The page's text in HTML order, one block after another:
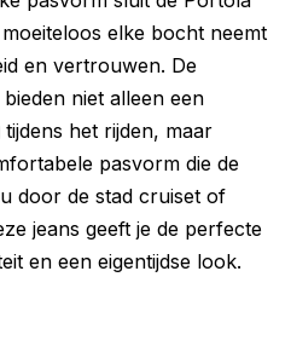
elke bocht neemt
en vertrouwen. De
niet alleen een
tijdens het rijden, maar
pasvorm die de
door de stad cruiset of
jeans geeft je de perfecte
en een eigentijdse look.